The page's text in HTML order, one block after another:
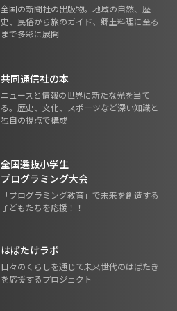
全国の新聞社の出版物。地域の自然、歴
史、民俗から旅のガイド、郷土料理に至る
まで多彩に展開
共同通信社の本
ニュースと情報の世界に新たな光を当て
る。歴史、文化、スポーツなど深い知識と
独自の視点で構成
全国選抜小学生
プログラミング大会
「プログラミング教育」で未来を創造する
子どもたちを応援！！
はばたけラボ
日々のくらしを通じて未来世代のはばたき
を応援するプロジェクト